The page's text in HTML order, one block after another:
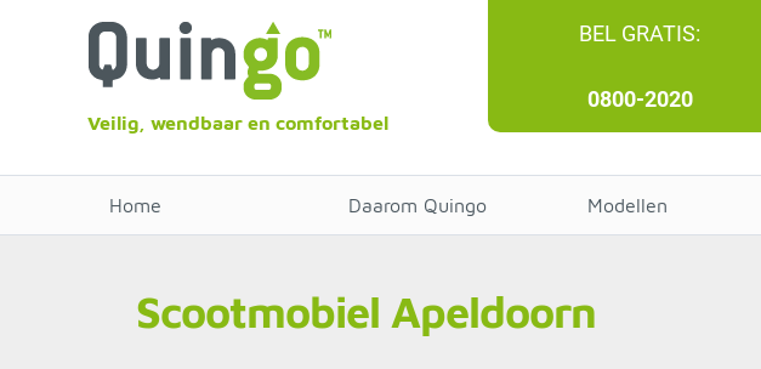
Veilig, wendbaar en comfortabel
BEL GRATIS:
0800-2020
Home Daarom Quingo Modellen
Scootmobiel Apeldoorn